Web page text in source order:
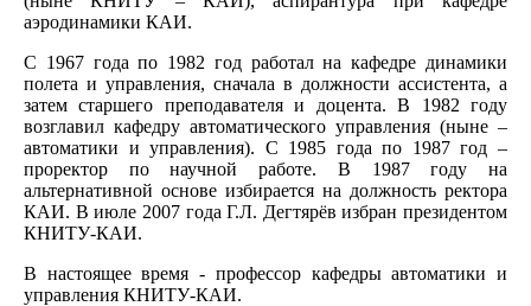
аэродинамики КАИ.
С 1967 года по 1982 год работал на кафедре динамики
полета и управления, сначала в должности ассистента, а
затем старшего преподавателя и доцента. В 1982 году
возглавил кафедру автоматического управления (ныне –
автоматики и управления). С 1985 года по 1987 год –
проректор по научной работе. В 1987 году на
альтернативной основе избирается на должность ректора
КАИ. В июле 2007 года Г.Л. Дегтярёв избран президентом
КНИТУ-КАИ.
В настоящее время - профессор кафедры автоматики и
управления КНИТУ-КАИ.